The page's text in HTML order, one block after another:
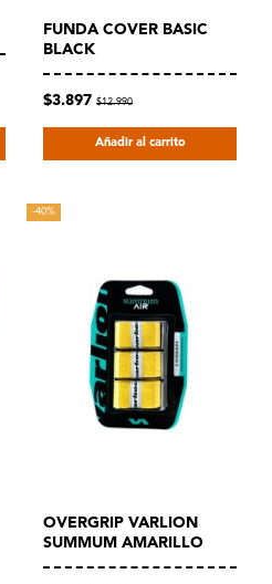
FUNDA COVER BASIC
BLACK
$3.897 $12.990
Añadir al carrito
-40%
OVERGRIP VARLION
SUMMUM AMARILLO